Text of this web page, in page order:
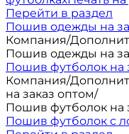
Перейти в раздел
Пошив одежды на
Компания/
Пошив одежды на
Пошив футболок на
Компания/
на заказ оптом/
Пошив футболок на
Пошив футболок с